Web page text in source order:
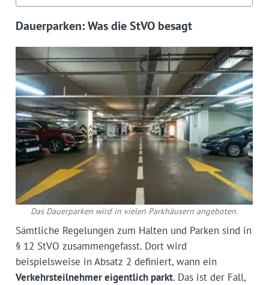
Dauerparken: Was die StVO besagt
Das Dauerparken wird in vielen Parkhäusern angeboten.
Sämtliche Regelungen zum Halten und Parken sind in
§ 12 StVO zusammengefasst. Dort wird
beispielsweise in Absatz 2 definiert, wann ein
Verkehrsteilnehmer eigentlich parkt. Das ist der Fall,